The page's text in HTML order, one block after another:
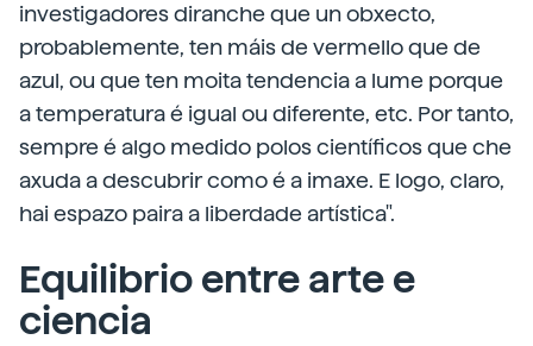
investigadores diranche que un obxecto,
probablemente, ten máis de vermello que de
azul, ou que ten moita tendencia a lume porque
a temperatura é igual ou diferente, etc. Por tanto,
sempre é algo medido polos científicos que che
axuda a descubrir como é a imaxe. E logo, claro,
hai espazo paira a liberdade artística".
Equilibrio entre arte e
ciencia